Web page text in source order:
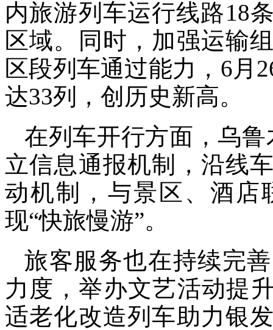
内旅游列车运行线路18
区域。同时，加强运输
区段列车通过能力，6月
达33列，创历史新高。
在列车开行方面，乌
立信息通报机制，沿线
动机制，与景区、酒店
现“快旅慢游”。
旅客服务也在持续完
力度，举办文艺活动提
适老化改造列车助力银